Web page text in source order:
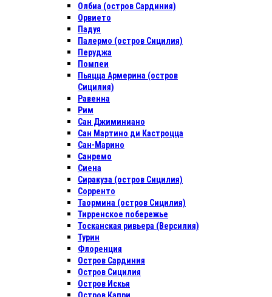
Олбиа (остров Сардиния)
Орвието
Падуя
Палермо (остров Сицилия)
Перуджа
Помпеи
Пьяцца Армерина (остров
Сицилия)
Равенна
Рим
Сан Джиминиано
Сан Мартино ди Кастроцца
Сан-Марино
Санремо
Сиена
Сиракуза (остров Сицилия)
Сорренто
Таормина (остров Сицилия)
Тирренское побережье
Тосканская ривьера (Версилия)
Турин
Флоренция
Остров Сардиния
Остров Сицилия
Остров Искья